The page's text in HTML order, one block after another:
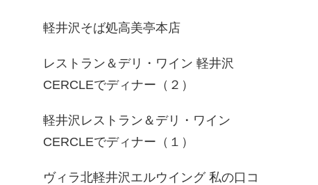
軽井沢そば処高美亭本店
レストラン＆デリ・ワイン 軽井沢
CERCLEでディナー（２）
軽井沢レストラン＆デリ・ワイン
CERCLEでディナー（１）
ヴィラ北軽井沢エルウイング 私の口コ